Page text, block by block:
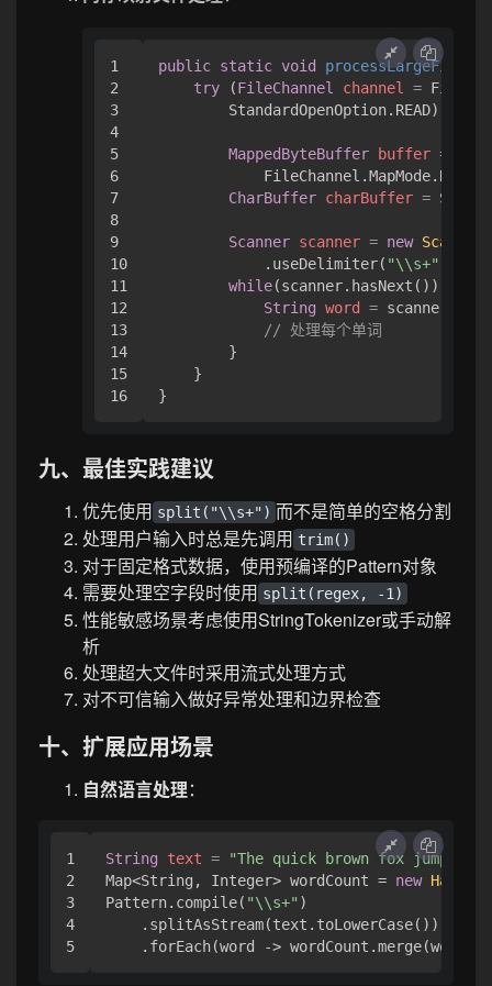
1
2
3
4
5
6
7
8
9
10
11
12
13
14
15
public static void processLargeFile
try (FileChannel channel =
        StandardOpenOption.READ)) {
MappedByteBuffer buffer =
CharBuffer charBuffer =
Scanner scanner = new Scanner
            .useDelimiter(
"\\s+"
while(scanner.hasNext()) {
String word =
// 处理每个单词
        }
    }
九、最佳实践建议
优先使用 split("\\s+") 而不是简单的空格分割
处理用户输入时总是先调用 trim()
对于固定格式数据，使用预编译的Pattern对象
需要处理空字段时使用 split(regex, -1)
性能敏感场景考虑使用StringTokenizer或手动解
析
处理超大文件时采用流式处理方式
对不可信输入做好异常处理和边界检查
十、扩展应用场景
自然语言处理：
1
2
3
4
String text =
"The quick brown fox jumps
Map<String, Integer> wordCount = new HashMap
Pattern.compile( "\\s+" )
    .splitAsStream(text.toLowerCase())
    .forEach(word -> wordCount.merge(word,